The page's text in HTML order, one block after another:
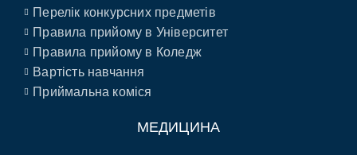
Перелік конкурсних предметів
Правила прийому в Університет
Правила прийому в Коледж
Вартість навчання
Приймальна коміся
МЕДИЦИНА